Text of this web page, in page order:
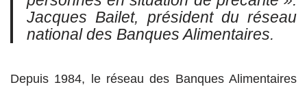
Jacques Bailet, président du réseau
national des Banques Alimentaires.
Depuis 1984, le réseau des Banques Alimentaires